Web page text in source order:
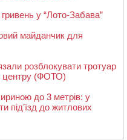
у “Лото-Забава”
майданчик для
розблокувати тротуар
центру (ФОТО)
до 3 метрів: у
під’їзд до житлових